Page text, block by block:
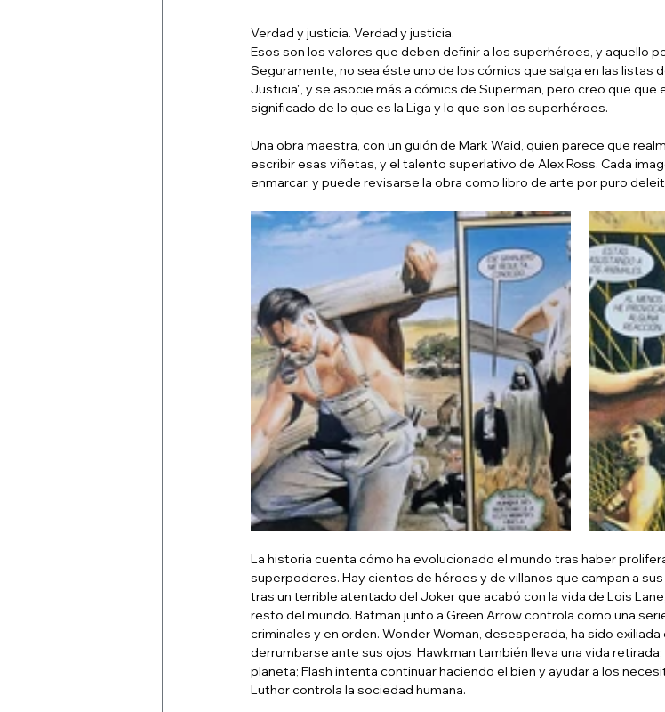
Verdad y justicia. Verdad y justicia.
Esos son los valores que deben definir a los superhéroes, y aquello
Seguramente, no sea éste uno de los cómics que salga en las listas
Justicia", y se asocie más a cómics de Superman, pero creo que que
significado de lo que es la Liga y lo que son los superhéroes.
Una obra maestra, con un guión de Mark Waid, quien parece que
escribir esas viñetas, y el talento superlativo de Alex Ross. Cada
enmarcar, y puede revisarse la obra como libro de arte por puro
La historia cuenta cómo ha evolucionado el mundo tras haber
superpoderes. Hay cientos de héroes y de villanos que campan a
tras un terrible atentado del Joker que acabó con la vida de Lois
resto del mundo. Batman junto a Green Arrow controla como una
criminales y en orden. Wonder Woman, desesperada, ha sido
derrumbarse ante sus ojos. Hawkman también lleva una vida
planeta; Flash intenta continuar haciendo el bien y ayudar a los
Luthor controla la sociedad humana.